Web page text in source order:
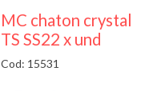
MC chaton crystal
TS SS22 x und
Cod: 15531